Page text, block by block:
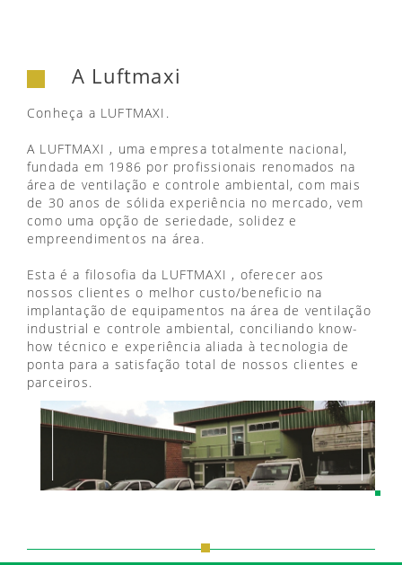
A Luftmaxi
Conheça a LUFTMAXI.
A LUFTMAXI , uma empresa totalmente nacional,
fundada em 1986 por profissionais renomados na
área de ventilação e controle ambiental, com mais
de 30 anos de sólida experiência no mercado, vem
como uma opção de seriedade, solidez e
empreendimentos na área.
Esta é a filosofia da LUFTMAXI , oferecer aos
nossos clientes o melhor custo/beneficio na
implantação de equipamentos na área de ventilação
industrial e controle ambiental, conciliando know-
how técnico e experiência aliada à tecnologia de
ponta para a satisfação total de nossos clientes e
parceiros.